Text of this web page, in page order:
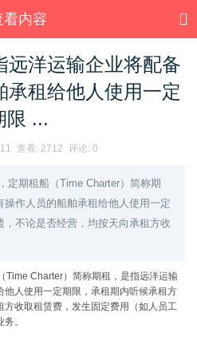
看内容
远洋运输企业将配备
承租给他人使用一定
限 ...
查看: 2712 评论: 0
定期租船（Time Charter）简称期
作人员的船舶承租给他人使用一定
不论是否经营，均按天向承租方收
Time Charter）简称期租，是指远洋运输
人使用一定期限，承租期内听候承租方
收取租赁费，发生固定费用（如人员工
。